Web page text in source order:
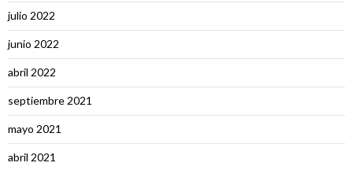
julio 2022
junio 2022
abril 2022
septiembre 2021
mayo 2021
abril 2021